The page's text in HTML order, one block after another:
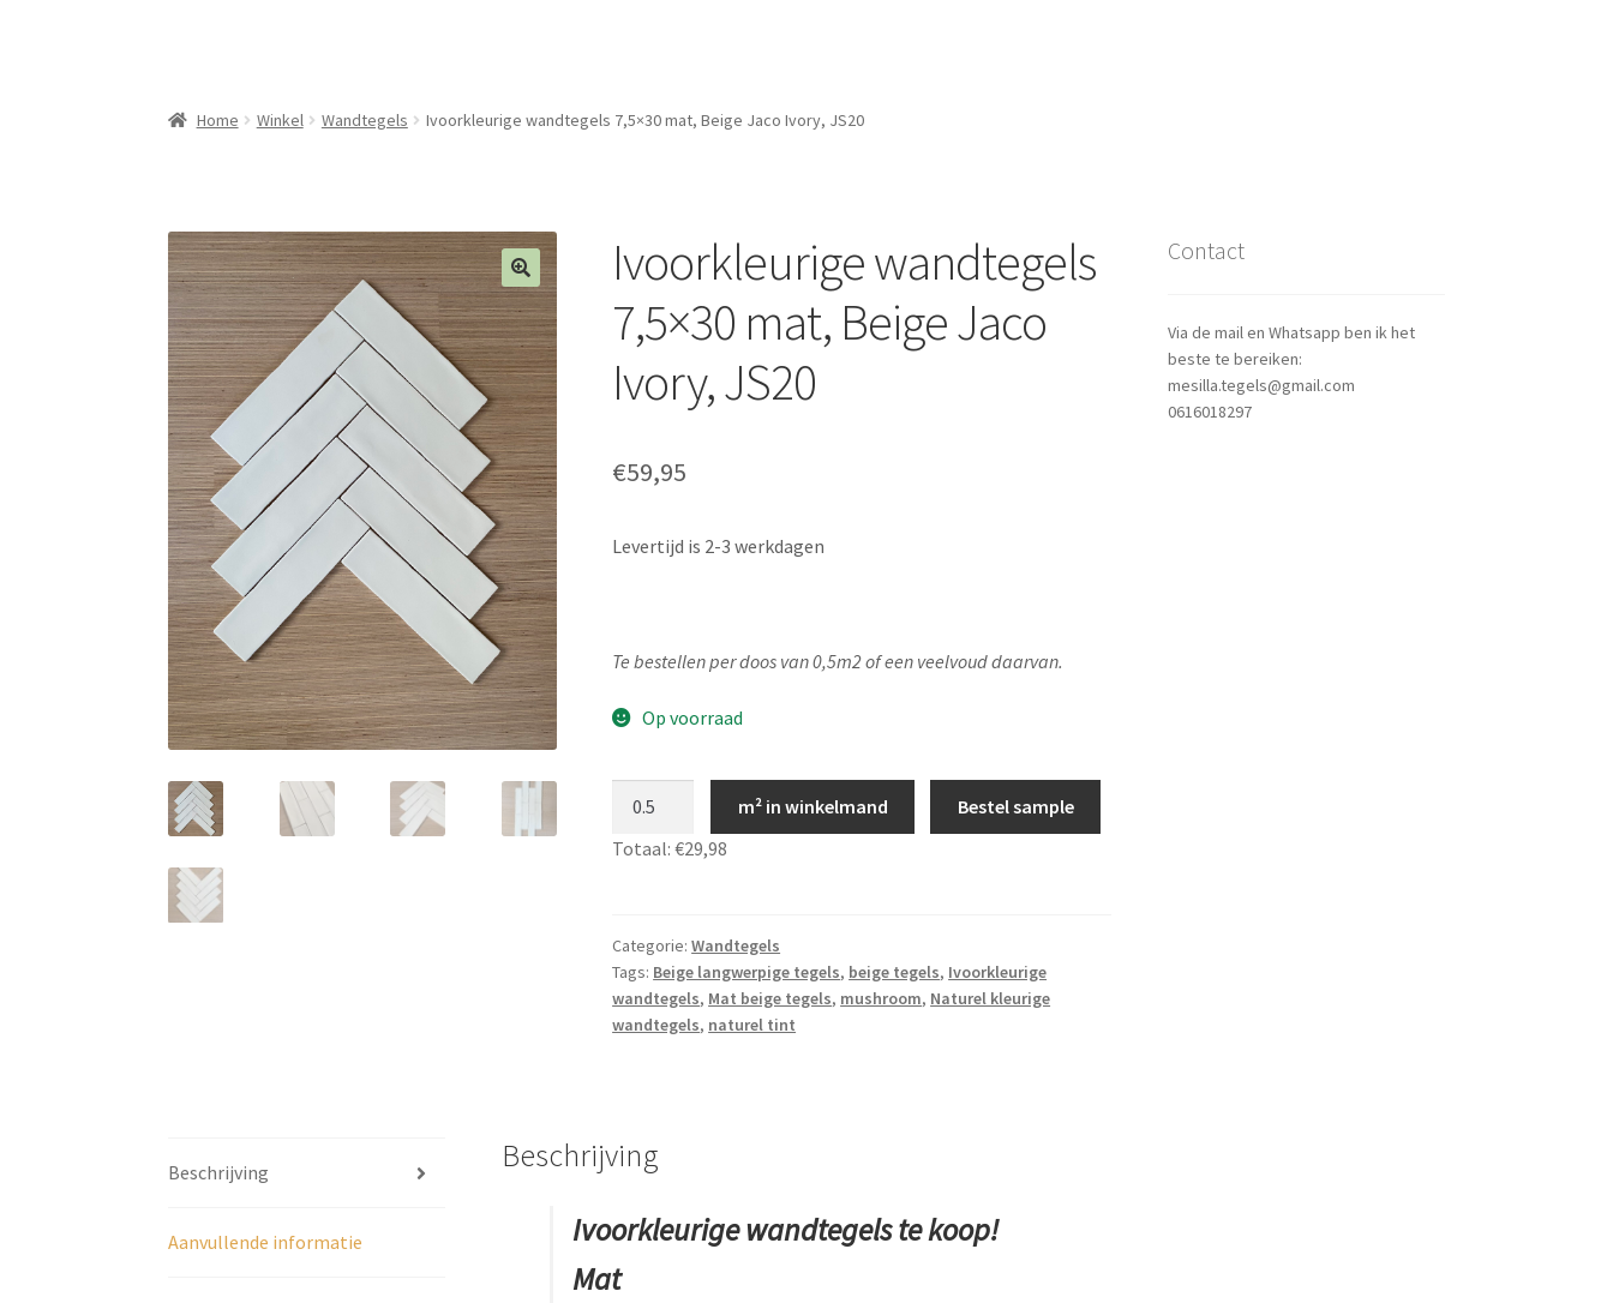
Home Winkel Wandtegels Ivoorkleurige wandtegels 7,5×30 mat, Beige Jaco Ivory, JS20
Ivoorkleurige wandtegels
7,5×30 mat, Beige Jaco
Ivory, JS20
€59,95
Levertijd is 2-3 werkdagen
Te bestellen per doos van 0,5m2 of een veelvoud daarvan.
Op voorraad
7,5x30
Jaco
Ivory,
JS20
aantal
m² in winkelmand
Bestel sample
Totaal:€29,98
Categorie:Wandtegels
Tags: Beige langwerpige tegels, beige tegels, Ivoorkleurige
wandtegels, Mat beige tegels, mushroom, Naturel kleurige
wandtegels, naturel tint
Beschrijving
Aanvullende informatie
Beschrijving
Ivoorkleurige wandtegels te koop!
Mat
Contact
Via de mail en Whatsapp ben ik het
beste te bereiken:
mesilla.tegels@gmail.com
0616018297